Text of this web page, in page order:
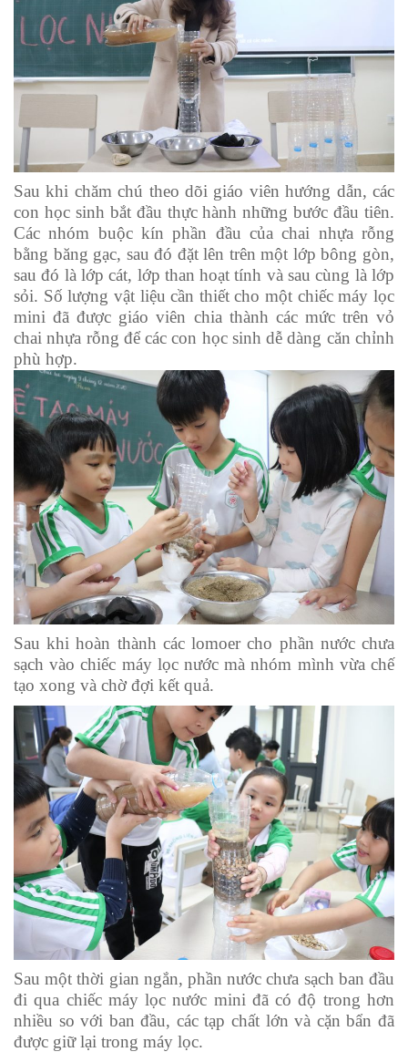
Sau khi chăm chú theo dõi giáo viên hướng dẫn, các
con học sinh bắt đầu thực hành những bước đầu tiên.
Các nhóm buộc kín phần đầu của chai nhựa rỗng
bằng băng gạc, sau đó đặt lên trên một lớp bông gòn,
sau đó là lớp cát, lớp than hoạt tính và sau cùng là lớp
sỏi. Số lượng vật liệu cần thiết cho một chiếc máy lọc
mini đã được giáo viên chia thành các mức trên vỏ
chai nhựa rỗng để các con học sinh dễ dàng căn chỉnh
phù hợp.
Sau khi hoàn thành các lomoer cho phần nước chưa
sạch vào chiếc máy lọc nước mà nhóm mình vừa chế
tạo xong và chờ đợi kết quả.
Sau một thời gian ngắn, phần nước chưa sạch ban đầu
đi qua chiếc máy lọc nước mini đã có độ trong hơn
nhiều so với ban đầu, các tạp chất lớn và cặn bẩn đã
được giữ lại trong máy lọc.